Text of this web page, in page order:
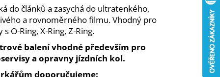
do článků a zasychá do ultratenkého,
a rovnoměrného filmu. Vhodný pro
s O-Ring, X-Ring, Z-Ring.
balení vhodné především pro
a opravny jízdních kol.
doporučujeme:
400 ML